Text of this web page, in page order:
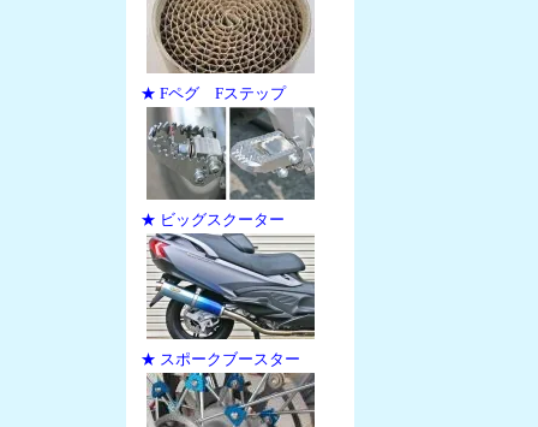
★ Fペグ Fステップ
★ ビッグスクーター
★ スポークブースター